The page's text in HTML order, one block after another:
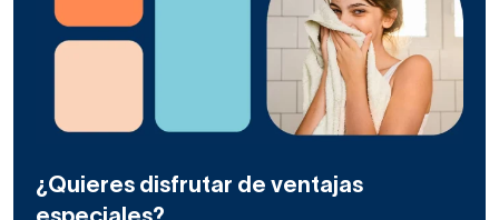
¿Quieres disfrutar de ventajas